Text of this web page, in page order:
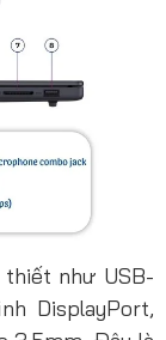
như USB-
DisplayPort,